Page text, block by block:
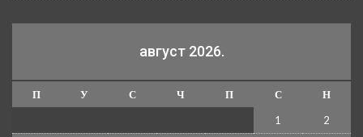
август 2026.
П У С Ч П С
Н
1
2